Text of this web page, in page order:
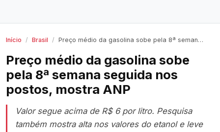
Início Brasil Preço médio da gasolina sobe pela 8ª semana seguida nos postos, mostra ANP
Preço médio da gasolina sobe
pela 8ª semana seguida nos
postos, mostra ANP
Valor segue acima de R$ 6 por litro. Pesquisa
também mostra alta nos valores do etanol e leve